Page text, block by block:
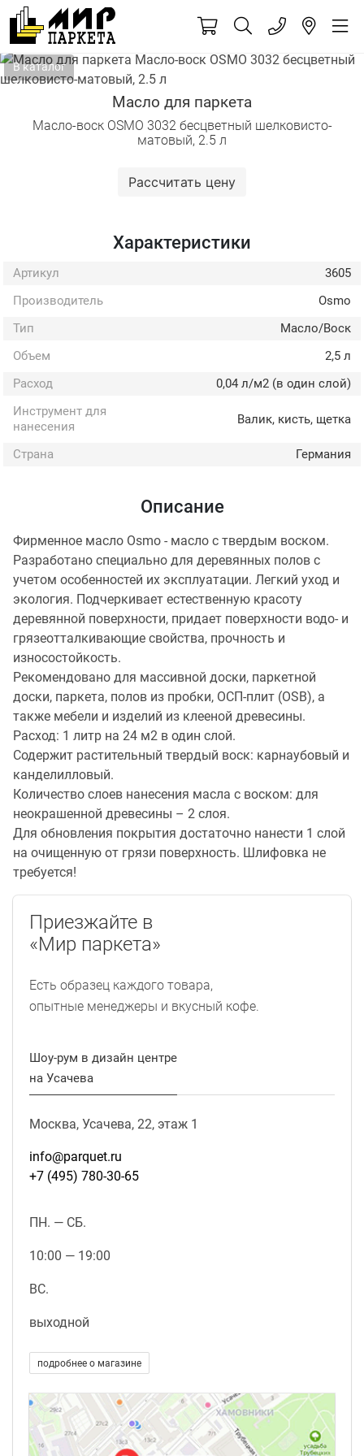
В каталог
PreviousМасло для паркета
Масло-воск OSMO 3032 бесцветный шелковисто-
матовый, 2.5 л
Рассчитать цену
Характеристики
Артикул
3605
Производитель
Osmo
Тип
Масло/Воск
Объем
2,5 л
Расход
0,04 л/м2 (в один слой)
Инструмент для
нанесения
Валик, кисть, щетка
Страна Германия
Описание
Фирменное масло Osmo - масло с твердым воском.
Разработано специально для деревянных полов с
учетом особенностей их эксплуатации. Легкий уход и
экология. Подчеркивает естественную красоту
деревянной поверхности, придает поверхности водо- и
грязеотталкивающие свойства, прочность и
износостойкость.
Рекомендовано для массивной доски, паркетной
доски, паркета, полов из пробки, ОСП-плит (OSB), а
также мебели и изделий из клееной древесины.
Расход: 1 литр на 24 м2 в один слой.
Содержит растительный твердый воск: карнаубовый и
канделилловый.
Количество слоев нанесения масла с воском: для
неокрашенной древесины – 2 слоя.
Для обновления покрытия достаточно нанести 1 слой
на очищенную от грязи поверхность. Шлифовка не
требуется!
Приезжайте в
«Мир паркета»
Есть образец каждого товара,
опытные менеджеры и вкусный кофе.
Шоу-рум в дизайн центре
на Усачева
Москва, Усачева, 22, этаж 1
info@parquet.ru
+7 (495) 780-30-65
ПН. — СБ.
10:00 — 19:00
ВС.
выходной
подробнее о магазине